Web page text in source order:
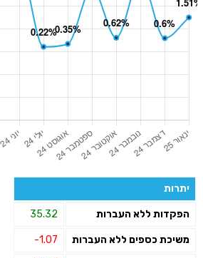
יתרות
הפקדות ללא העברות 35.32
משיכת כספים ללא העברות -1.07